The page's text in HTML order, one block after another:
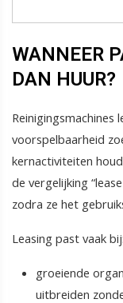
WANNEER
DAN HUUR?
Reinigingsmachines
voorspelbaarheid
kernactiviteiten
de vergelijking
zodra ze het
Leasing past vaak bij:
groeiende
uitbreiden